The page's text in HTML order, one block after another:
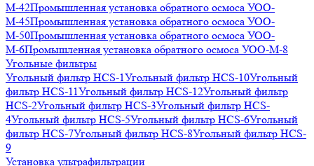
М-42Промышленная установка обратного осмоса УОО-
М-45Промышленная установка обратного осмоса УОО-
М-50Промышленная установка обратного осмоса УОО-
М-6Промышленная установка обратного осмоса УОО-М-8
Угольные фильтры
Угольный фильтр HСS-1Угольный фильтр HСS-10Угольный
фильтр HСS-11Угольный фильтр HСS-12Угольный фильтр
HСS-2Угольный фильтр HСS-3Угольный фильтр HСS-
4Угольный фильтр HСS-5Угольный фильтр HСS-6Угольный
фильтр HСS-7Угольный фильтр HСS-8Угольный фильтр HСS-
9
Установка ультрафильтрации